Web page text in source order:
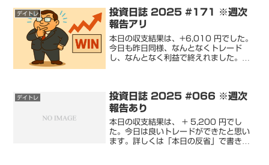
中、進級後すぐに、２年生で同クラスだ
った友達から、手紙をもら...
デイトレ
投資日誌 2025 #171 ※週次
報告アリ
本日の収支結果は、+6,010 円でした。
今日も昨日同様、なんとなくトレード
し、なんとなく利益で終えれました。良
10...
デイトレ
投資日誌 2025 #066 ※週次
報告あり
本日の収支結果は、 + 5,200 円でし
た。今日は良いトレードができたと思い
ます。詳しくは「本日の反省」で書きま